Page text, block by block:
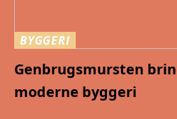
BYGGERI
Genbrugsmursten
moderne byggeri